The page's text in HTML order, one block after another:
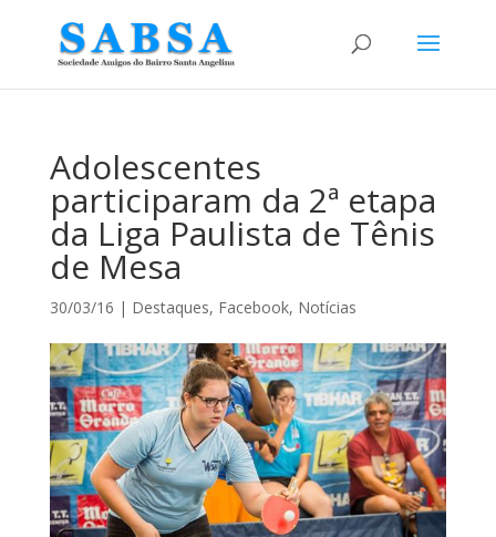
Adolescentes
participaram da 2ª etapa
da Liga Paulista de Tênis
de Mesa
30/03/16 | Destaques, Facebook, Notícias